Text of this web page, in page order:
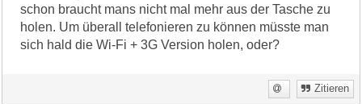
schon braucht mans nicht mal mehr aus der Tasche zu
holen. Um überall telefonieren zu können müsste man
sich hald die Wi-Fi + 3G Version holen, oder?
Zitieren